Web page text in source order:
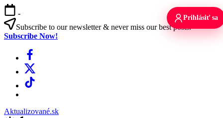
Skip
to
content
-
Subscribe to our newsletter & never miss our best posts.
Subscribe Now!
Facebook
X
TikTok
Aktualizované.sk
Prihlásiť sa